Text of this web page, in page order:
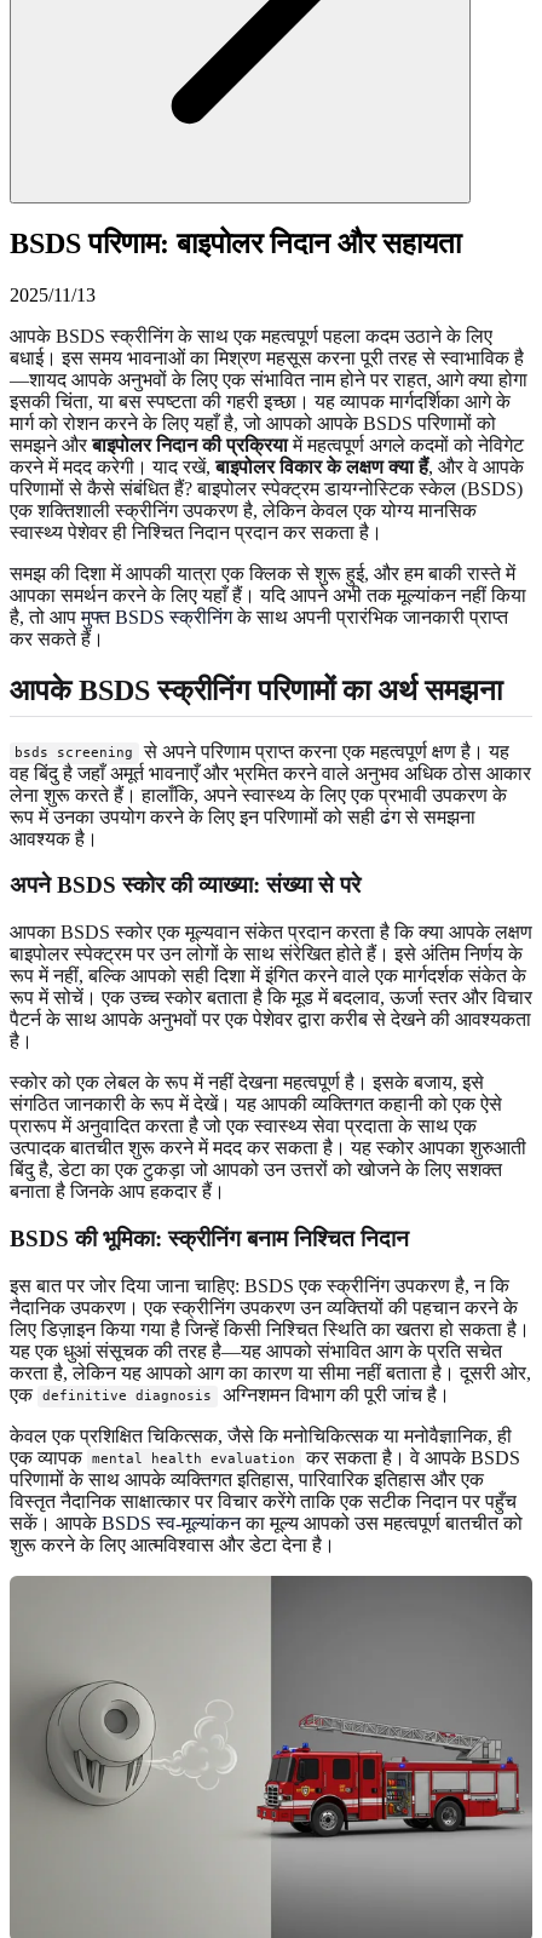
BSDS परिणाम: बाइपोलर निदान और सहायता
2025/11/13
आपके BSDS स्क्रीनिंग के साथ एक महत्वपूर्ण पहला कदम उठाने के लिए
बधाई। इस समय भावनाओं का मिश्रण महसूस करना पूरी तरह से स्वाभाविक है
—शायद आपके अनुभवों के लिए एक संभावित नाम होने पर राहत, आगे क्या होगा
इसकी चिंता, या बस स्पष्टता की गहरी इच्छा। यह व्यापक मार्गदर्शिका आगे के
मार्ग को रोशन करने के लिए यहाँ है, जो आपको आपके BSDS परिणामों को
समझने औरबाइपोलर निदान की प्रक्रियामें महत्वपूर्ण अगले कदमों को नेविगेट
करने में मदद करेगी। याद रखें,बाइपोलर विकार के लक्षण क्या हैं, और वे आपके
परिणामों से कैसे संबंधित हैं? बाइपोलर स्पेक्ट्रम डायग्नोस्टिक स्केल (BSDS)
एक शक्तिशाली स्क्रीनिंग उपकरण है, लेकिन केवल एक योग्य मानसिक
स्वास्थ्य पेशेवर ही निश्चित निदान प्रदान कर सकता है।
समझ की दिशा में आपकी यात्रा एक क्लिक से शुरू हुई, और हम बाकी रास्ते में
आपका समर्थन करने के लिए यहाँ हैं। यदि आपने अभी तक मूल्यांकन नहीं किया
है, तो आपमुफ्त BSDS स्क्रीनिंगके साथ अपनी प्रारंभिक जानकारी प्राप्त
कर सकते हैं।
आपके BSDS स्क्रीनिंग परिणामों का अर्थ समझना
bsds screening
से अपने परिणाम प्राप्त करना एक महत्वपूर्ण क्षण है। यह
वह बिंदु है जहाँ अमूर्त भावनाएँ और भ्रमित करने वाले अनुभव अधिक ठोस आकार
लेना शुरू करते हैं। हालाँकि, अपने स्वास्थ्य के लिए एक प्रभावी उपकरण के
रूप में उनका उपयोग करने के लिए इन परिणामों को सही ढंग से समझना
आवश्यक है।
अपने BSDS स्कोर की व्याख्या: संख्या से परे
आपका BSDS स्कोर एक मूल्यवान संकेत प्रदान करता है कि क्या आपके लक्षण
बाइपोलर स्पेक्ट्रम पर उन लोगों के साथ संरेखित होते हैं। इसे अंतिम निर्णय के
रूप में नहीं, बल्कि आपको सही दिशा में इंगित करने वाले एक मार्गदर्शक संकेत के
रूप में सोचें। एक उच्च स्कोर बताता है कि मूड में बदलाव, ऊर्जा स्तर और विचार
पैटर्न के साथ आपके अनुभवों पर एक पेशेवर द्वारा करीब से देखने की आवश्यकता
है।
स्कोर को एक लेबल के रूप में नहीं देखना महत्वपूर्ण है। इसके बजाय, इसे
संगठित जानकारी के रूप में देखें। यह आपकी व्यक्तिगत कहानी को एक ऐसे
प्रारूप में अनुवादित करता है जो एक स्वास्थ्य सेवा प्रदाता के साथ एक
उत्पादक बातचीत शुरू करने में मदद कर सकता है। यह स्कोर आपका शुरुआती
बिंदु है, डेटा का एक टुकड़ा जो आपको उन उत्तरों को खोजने के लिए सशक्त
बनाता है जिनके आप हकदार हैं।
BSDS की भूमिका: स्क्रीनिंग बनाम निश्चित निदान
इस बात पर जोर दिया जाना चाहिए: BSDS एक स्क्रीनिंग उपकरण है, न कि
नैदानिक ​​उपकरण। एक स्क्रीनिंग उपकरण उन व्यक्तियों की पहचान करने के
लिए डिज़ाइन किया गया है जिन्हें किसी निश्चित स्थिति का खतरा हो सकता है।
यह एक धुआं संसूचक की तरह है—यह आपको संभावित आग के प्रति सचेत
करता है, लेकिन यह आपको आग का कारण या सीमा नहीं बताता है। दूसरी ओर,
एक definitive diagnosis
अग्निशमन विभाग की पूरी जांच है।
केवल एक प्रशिक्षित चिकित्सक, जैसे कि मनोचिकित्सक या मनोवैज्ञानिक, ही
एक व्यापक mental health evaluation
कर सकता है। वे आपके BSDS
परिणामों के साथ आपके व्यक्तिगत इतिहास, पारिवारिक इतिहास और एक
विस्तृत नैदानिक ​​साक्षात्कार पर विचार करेंगे ताकि एक सटीक निदान पर पहुँच
सकें। आपकेBSDS स्व-मूल्यांकनका मूल्य आपको उस महत्वपूर्ण बातचीत को
शुरू करने के लिए आत्मविश्वास और डेटा देना है।